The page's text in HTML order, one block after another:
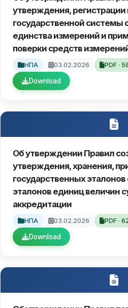
утверждения, регистрации
государственной системы
единства измерений и
поверки средств
НПА 03.02.2026 PDF ·
Download
Об утверждении Правил
утверждения, хранения,
государственных
эталонов единиц величин
аккредитации
НПА 03.02.2026 PDF ·
Download